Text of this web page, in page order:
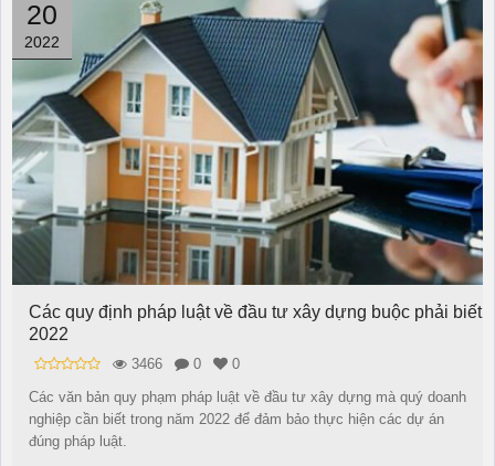
20
2022
Các quy định pháp luật về đầu tư xây dựng buộc phải biết
2022
3466 0
0
Các văn bản quy phạm pháp luật về đầu tư xây dựng mà quý doanh
nghiệp cần biết trong năm 2022 để đảm bảo thực hiện các dự án
đúng pháp luật.